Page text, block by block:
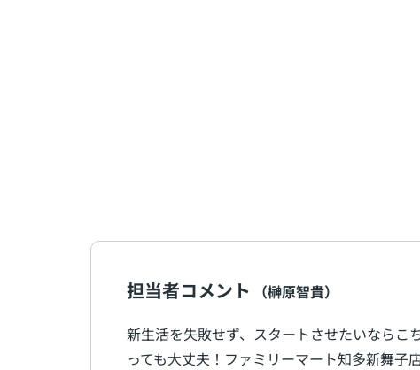
担当者コメント
（榊原智貴）
新生活を失敗せず、スタートさせたいなら
っても大丈夫！ファミリーマート知多新舞